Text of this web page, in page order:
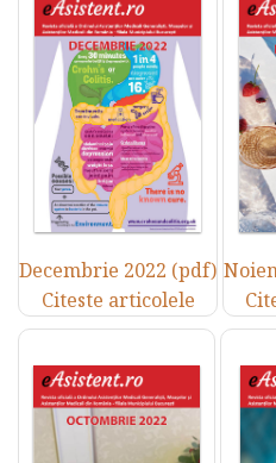
Decembrie 2022 (pdf)
Citeste articolele